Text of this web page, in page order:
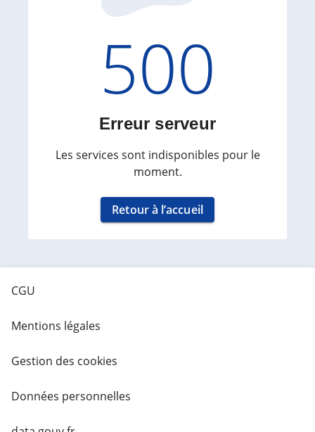
Code
500
Erreur serveur
Les services sont indisponibles pour le
moment.
Retour à l’accueil
CGU
Mentions légales
Gestion des cookies
Données personnelles